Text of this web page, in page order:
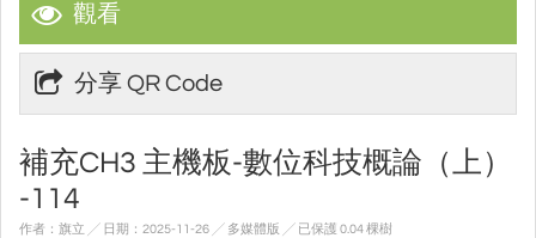
觀看
分享 QR Code
補充CH3 主機板-數位科技概論（上）
-114
作者：旗立 ╱ 日期：2025-11-26 ╱ 多媒體版 ╱ 已保護 0.04 棵樹